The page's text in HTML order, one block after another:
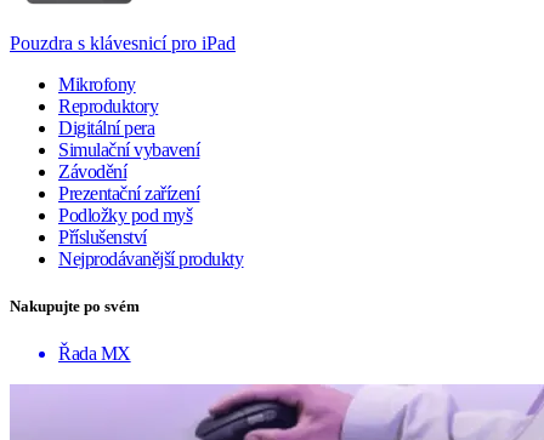
Pouzdra s klávesnicí pro iPad
Mikrofony
Reproduktory
Digitální pera
Simulační vybavení
Závodění
Prezentační zařízení
Podložky pod myš
Příslušenství
Nejprodávanější produkty
Nakupujte po svém
Řada MX